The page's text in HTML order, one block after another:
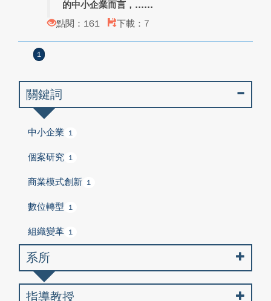
的中小企業而言，...
點閱：161
下載：7
1
關鍵詞
中小企業 1
個案研究 1
商業模式創新 1
數位轉型 1
組織變革 1
系所
指導教授